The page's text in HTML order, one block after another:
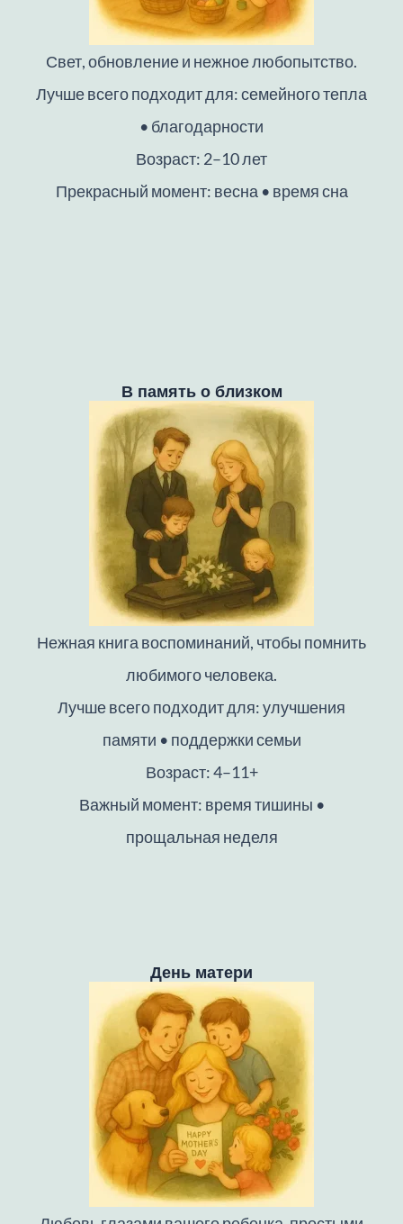
Свет, обновление и нежное любопытство.
Лучше всего подходит для: семейного тепла
• благодарности
Возраст: 2–10 лет
Прекрасный момент: весна • время сна
В память о близком
Нежная книга воспоминаний, чтобы помнить
любимого человека.
Лучше всего подходит для: улучшения
памяти • поддержки семьи
Возраст: 4–11+
Важный момент: время тишины •
прощальная неделя
День матери